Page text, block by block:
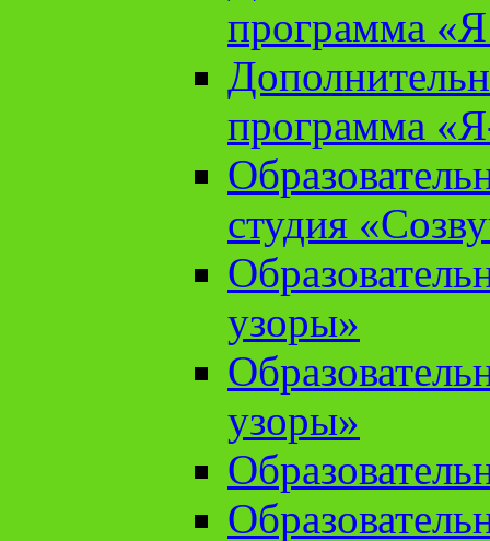
программа «Я
программа
студия
узоры»
узоры»